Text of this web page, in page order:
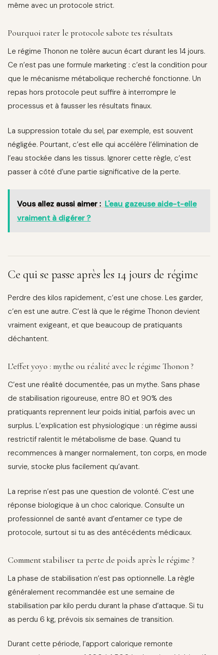
même avec un protocole strict.
Pourquoi rater le protocole sabote tes résultats
Le régime Thonon ne tolère aucun écart durant les 14 jours.
Ce n’est pas une formule marketing : c’est la condition pour
que le mécanisme métabolique recherché fonctionne. Un
repas hors protocole peut suffire à interrompre le
processus et à fausser les résultats finaux.
La suppression totale du sel, par exemple, est souvent
négligée. Pourtant, c’est elle qui accélère l’élimination de
l’eau stockée dans les tissus. Ignorer cette règle, c’est
passer à côté d’une partie significative de la perte.
Vous allez aussi aimer : L'eau gazeuse aide-t-elle
vraiment à digérer ?
Ce qui se passe après les 14 jours de régime
Perdre des kilos rapidement, c’est une chose. Les garder,
c’en est une autre. C’est là que le régime Thonon devient
vraiment exigeant, et que beaucoup de pratiquants
déchantent.
L’effet yoyo : mythe ou réalité avec le régime Thonon ?
C’est une réalité documentée, pas un mythe. Sans phase
de stabilisation rigoureuse, entre 80 et 90% des
pratiquants reprennent leur poids initial, parfois avec un
surplus. L’explication est physiologique : un régime aussi
restrictif ralentit le métabolisme de base. Quand tu
recommences à manger normalement, ton corps, en mode
survie, stocke plus facilement qu’avant.
La reprise n’est pas une question de volonté. C’est une
réponse biologique à un choc calorique. Consulte un
professionnel de santé avant d’entamer ce type de
protocole, surtout si tu as des antécédents médicaux.
Comment stabiliser ta perte de poids après le régime ?
La phase de stabilisation n’est pas optionnelle. La règle
généralement recommandée est une semaine de
stabilisation par kilo perdu durant la phase d’attaque. Si tu
as perdu 6 kg, prévois six semaines de transition.
Durant cette période, l’apport calorique remonte